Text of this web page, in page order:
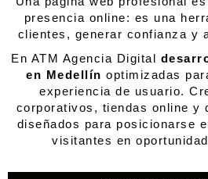
presencia online: es una
clientes, generar confianza y
En ATM Agencia Digital
en Medellín optimizadas
experiencia de usuario.
corporativos, tiendas online y
diseñados para posicionarse
visitantes en